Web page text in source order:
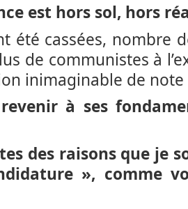
est hors sol, hors
été cassées, nombre
de communistes à
inimaginable de
à ses
des raisons que je
», comme